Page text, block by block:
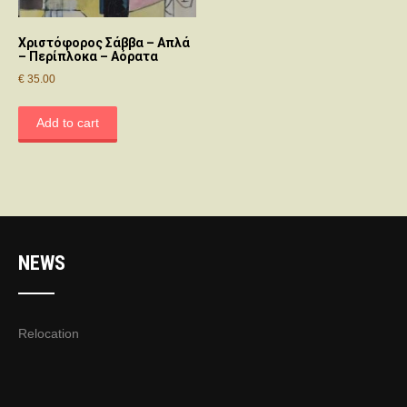
Χριστόφορος Σάββα – Απλά
– Περίπλοκα – Αόρατα
€ 35.00
Add to cart
NEWS
Relocation